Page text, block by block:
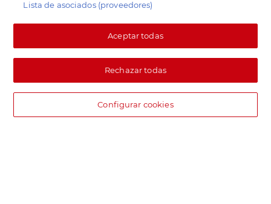
Lista de asociados (proveedores)
Aceptar todas
Rechazar todas
Configurar cookies